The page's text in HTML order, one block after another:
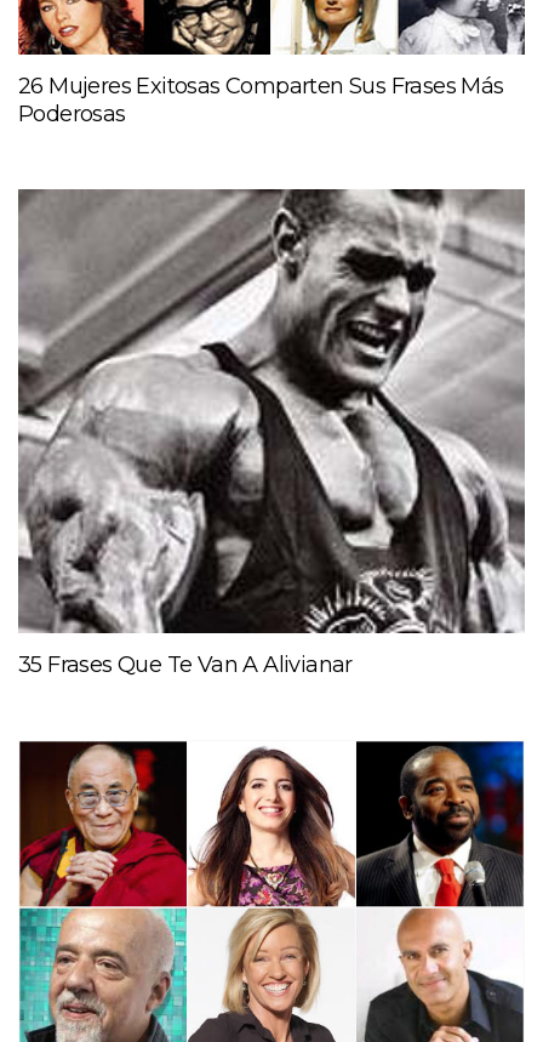
26 Mujeres Exitosas Comparten Sus Frases Más
Poderosas
35 Frases Que Te Van A Alivianar